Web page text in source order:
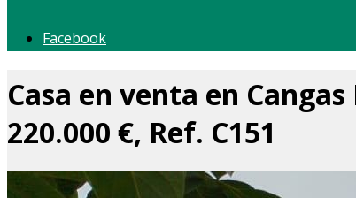
Facebook
Casa en venta en Cangas
220.000 €, Ref. C151